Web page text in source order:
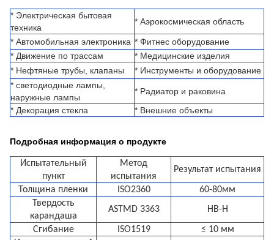
* Электрическая бытовая
техника
* Аэрокосмическая область
* Автомобильная электроника * Фитнес оборудование
* Движение по трассам
* Медицинские изделия
* Нефтяные трубы, клапаны
* Инструменты и оборудование
* светодиодные лампы,
наружные лампы
* Радиатор и раковина
* Декорация стекла
* Внешние объекты
Подробная информация о продукте
Испытательный
пункт
Метод
испытания
Результат испытания
Толщина пленки ISO2360
60-80мм
Твердость
карандаша
ASTMD 3363 HB-H
Сгибание ISO1519
≤ 10 мм